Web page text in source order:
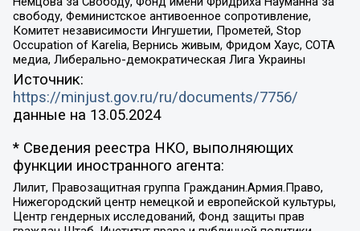
свободу, Феминистское антивоенное сопротивление,
Комитет независимости Ингушетии, Прометей, Stop
Occupation of Karelia, Вернись живым, Фридом Хаус, СОТА
медиа, Либерально-демократическая Лига Украины
Источник:
https://minjust.gov.ru/ru/documents/7756/
данные на 13.05.2024
* Сведения реестра НКО, выполняющих
функции иностранного агента:
Лилит, Правозащитная группа Гражданин.Армия.Право,
Нижегородский центр немецкой и европейской культуры,
Центр гендерных исследований, Фонд защиты прав